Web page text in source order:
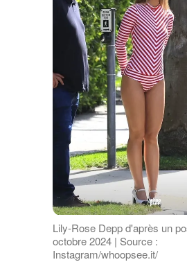
Lily-Rose Depp d'après un
octobre 2024 | Source :
Instagram/whoopsee.it/